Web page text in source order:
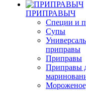
ПРИПРАВЫЧ
Специи и
Супы
приправы
Приправы
Приправы